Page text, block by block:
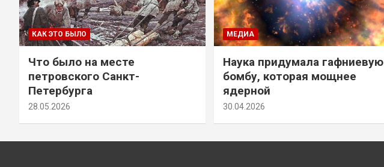
КАК ЭТО БЫЛО
Что было на месте
петровского Санкт-
Петербурга
28.05.2026
МЕДИА
Наука придумала гафниевую
бомбу, которая мощнее
ядерной
30.04.2026